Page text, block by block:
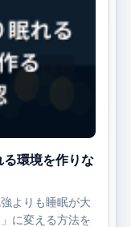
る環境を作りな
よりも睡眠が大
に変える方法を